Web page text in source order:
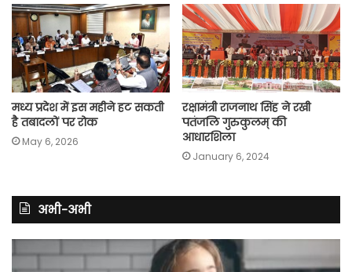
मध्य प्रदेश में इस महीने हट सकती
है तबादलों पर रोक
May 6, 2026
रक्षामंत्री राजनाथ सिंह ने रखी
पतंजलि गुरुकुलम् की
आधारशिला
January 6, 2024
अभी-अभी